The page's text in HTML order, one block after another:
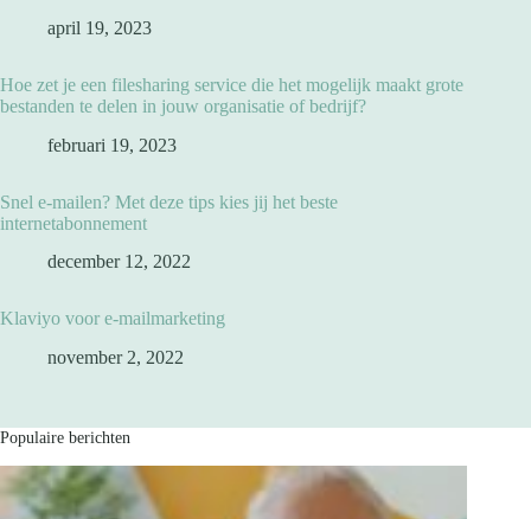
april 19, 2023
Hoe zet je een filesharing service die het mogelijk maakt grote
bestanden te delen in jouw organisatie of bedrijf?
februari 19, 2023
Snel e-mailen? Met deze tips kies jij het beste
internetabonnement
december 12, 2022
Klaviyo voor e-mailmarketing
november 2, 2022
Populaire berichten